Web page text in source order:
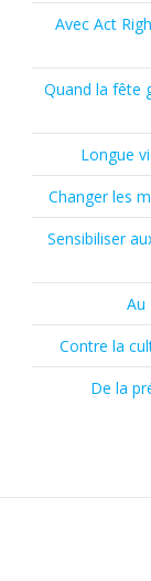
Avec Act
Quand la fête
Longue
Changer les
Sensibiliser
Au
Contre la
De la